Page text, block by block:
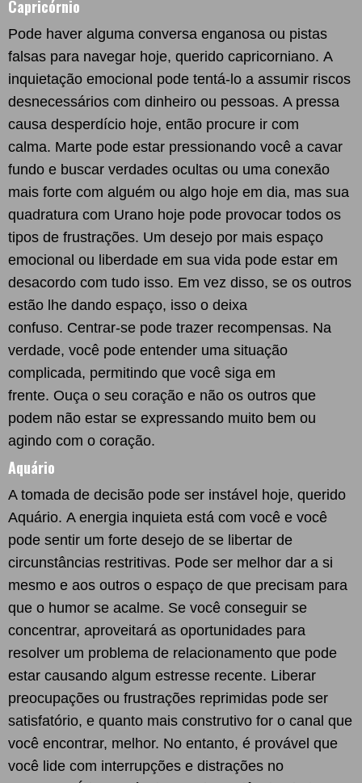
Capricórnio
Pode haver alguma conversa enganosa ou pistas
falsas para navegar hoje, querido capricorniano. A
inquietação emocional pode tentá-lo a assumir riscos
desnecessários com dinheiro ou pessoas. A pressa
causa desperdício hoje, então procure ir com
calma. Marte pode estar pressionando você a cavar
fundo e buscar verdades ocultas ou uma conexão
mais forte com alguém ou algo hoje em dia, mas sua
quadratura com Urano hoje pode provocar todos os
tipos de frustrações. Um desejo por mais espaço
emocional ou liberdade em sua vida pode estar em
desacordo com tudo isso. Em vez disso, se os outros
estão lhe dando espaço, isso o deixa
confuso. Centrar-se pode trazer recompensas. Na
verdade, você pode entender uma situação
complicada, permitindo que você siga em
frente. Ouça o seu coração e não os outros que
podem não estar se expressando muito bem ou
agindo com o coração.
Aquário
A tomada de decisão pode ser instável hoje, querido
Aquário. A energia inquieta está com você e você
pode sentir um forte desejo de se libertar de
circunstâncias restritivas. Pode ser melhor dar a si
mesmo e aos outros o espaço de que precisam para
que o humor se acalme. Se você conseguir se
concentrar, aproveitará as oportunidades para
resolver um problema de relacionamento que pode
estar causando algum estresse recente. Liberar
preocupações ou frustrações reprimidas pode ser
satisfatório, e quanto mais construtivo for o canal que
você encontrar, melhor. No entanto, é provável que
você lide com interrupções e distrações no